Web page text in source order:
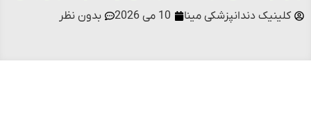
کلینیک دندانپزشکی مینا 10 می 2026 بدون نظر